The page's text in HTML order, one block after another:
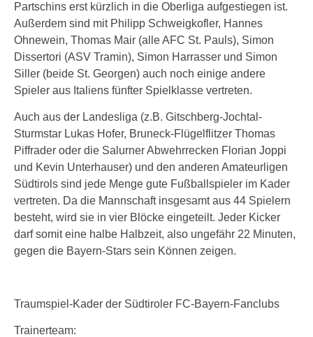
Partschins erst kürzlich in die Oberliga aufgestiegen ist.
Außerdem sind mit Philipp Schweigkofler, Hannes
Ohnewein, Thomas Mair (alle AFC St. Pauls), Simon
Dissertori (ASV Tramin), Simon Harrasser und Simon
Siller (beide St. Georgen) auch noch einige andere
Spieler aus Italiens fünfter Spielklasse vertreten.
Auch aus der Landesliga (z.B. Gitschberg-Jochtal-
Sturmstar Lukas Hofer, Bruneck-Flügelflitzer Thomas
Piffrader oder die Salurner Abwehrrecken Florian Joppi
und Kevin Unterhauser) und den anderen Amateurligen
Südtirols sind jede Menge gute Fußballspieler im Kader
vertreten. Da die Mannschaft insgesamt aus 44 Spielern
besteht, wird sie in vier Blöcke eingeteilt. Jeder Kicker
darf somit eine halbe Halbzeit, also ungefähr 22 Minuten,
gegen die Bayern-Stars sein Können zeigen.
Traumspiel-Kader der Südtiroler FC-Bayern-Fanclubs
Trainerteam: